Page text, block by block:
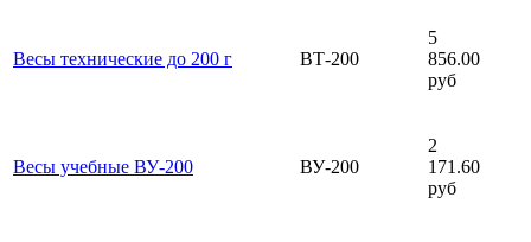
Весы технические до 200 г ВТ-200
5
856.00
руб
Весы учебные ВУ-200 ВУ-200
2
171.60
руб